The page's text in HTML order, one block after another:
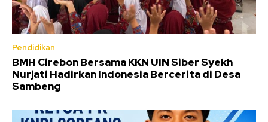
Pendidikan
BMH Cirebon Bersama KKN UIN Siber Syekh
Nurjati Hadirkan Indonesia Bercerita di Desa
Sambeng